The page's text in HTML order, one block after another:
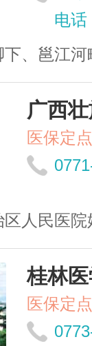
电话
、邕江河畔
广西
医保定
区人民医
桂林
医保定